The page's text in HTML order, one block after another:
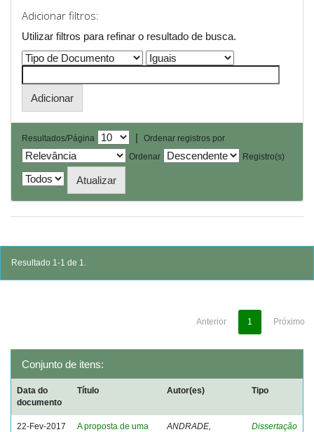
Adicionar filtros:
Utilizar filtros para refinar o resultado de busca.
Resultados/Página |
Ordenar registros por
Ordenar
Registro(s)
Resultado 1-1 de 1.
Anterior 1 Próximo
Conjunto de itens:
Data do
documento
Título Autor(es) Tipo
22-Fev-2017
A proposta de uma
ANDRADE,
Dissertação